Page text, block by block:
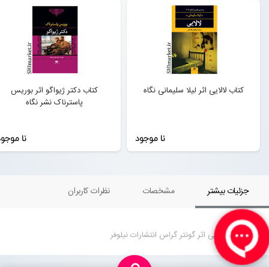
کتاب لالایی اثر لیلا سلیمانی نگاه
نا موجود
کتاب دکتر ژیواگو اثر بوریس
پاسترناک نشر نگاه
نا
جزئیات بیشتر مشخصات نظرات کاربران
کتاب طبل حلبی اثر گونتر گراس انتشارات نیلوفر